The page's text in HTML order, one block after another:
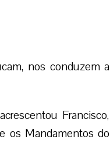
nos conduzem a
Francisco,
os Mandamentos do